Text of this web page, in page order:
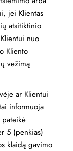
jei Klientas
atsitiktinio
nuo
Kliento
vežimą
ar Klientui
informuoja
5 (penkias)
klaidą gavimo